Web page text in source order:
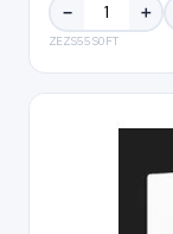
− ＋
ZEZS55SOFT